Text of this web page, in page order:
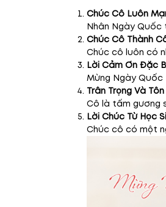
Chúc Cô Luôn
Nhân Ngày
Chúc Cô Thành
Chúc cô luôn có
Lời Cảm Ơn Đặc
Mừng Ngày
Trân Trọng Và Tôn
Cô là tấm gương
Lời Chúc Từ Học
Chúc cô có một